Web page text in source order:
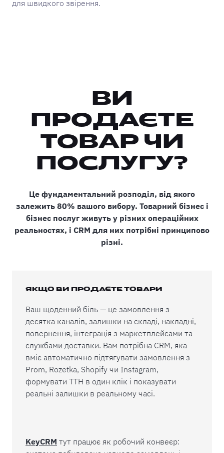
для швидкого звірення.
ВИ
ПРОДАЄТЕ
ТОВАР ЧИ
ПОСЛУГУ?
Це фундаментальний розподіл, від якого
залежить 80% вашого вибору. Товарний бізнес і
бізнес послуг живуть у різних операційних
реальностях, і CRM для них потрібні принципово
різні.
ЯКЩО ВИ ПРОДАЄТЕ ТОВАРИ
Ваш щоденний біль — це замовлення з
десятка каналів, залишки на складі, накладні,
повернення, інтеграція з маркетплейсами та
службами доставки. Вам потрібна CRM, яка
вміє автоматично підтягувати замовлення з
Prom, Rozetka, Shopify чи Instagram,
формувати ТТН в один клік і показувати
реальні залишки в реальному часі.
KeyCRM тут працює як робочий конвеєр: